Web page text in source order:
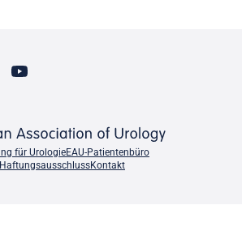
für UrologieEAU-Patientenbüro
HaftungsausschlussKontakt